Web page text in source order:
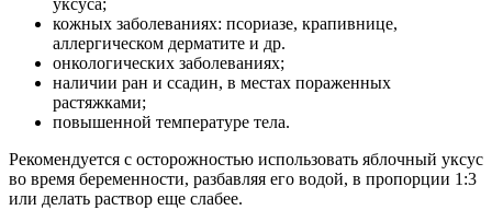
уксуса;
кожных заболеваниях: псориазе, крапивнице,
аллергическом дерматите и др.
онкологических заболеваниях;
наличии ран и ссадин, в местах пораженных
растяжками;
повышенной температуре тела.
Рекомендуется с осторожностью использовать яблочный уксус
во время беременности, разбавляя его водой, в пропорции 1:3
или делать раствор еще слабее.